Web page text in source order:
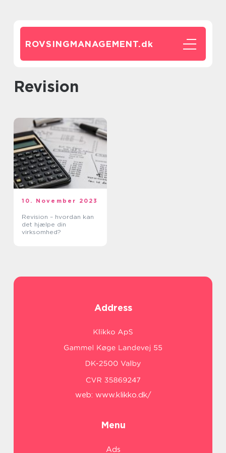
ROVSINGMANAGEMENT.dk
revision
10. November 2023
Revision – hvordan kan
det hjælpe din
virksomhed?
Address
web: www.klikko.dk/
Menu
Ads